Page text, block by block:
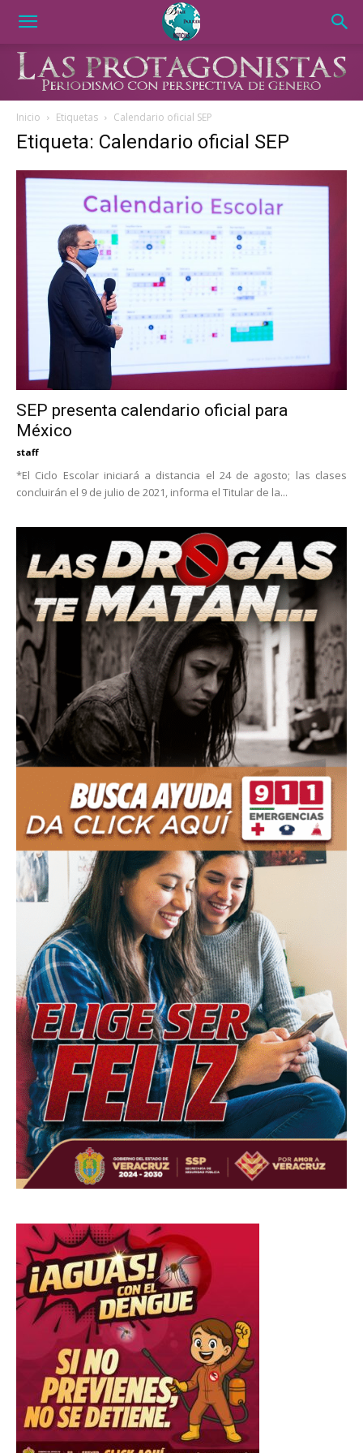
Inicio Etiquetas Calendario oficial SEP
Etiqueta: Calendario oficial SEP
SEP presenta calendario oficial para
México
staff
*El Ciclo Escolar iniciará a distancia el 24 de agosto; las clases
concluirán el 9 de julio de 2021, informa el Titular de la...